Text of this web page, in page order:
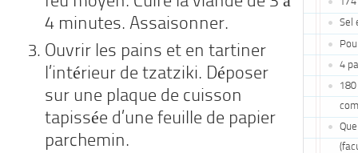
Sel
4
4 minutes. Assaisonner.
Ouvrir les pains et en tartiner
l’intérieur de tzatziki. Déposer
sur une plaque de cuisson
tapissée d’une feuille de papier
parchemin.